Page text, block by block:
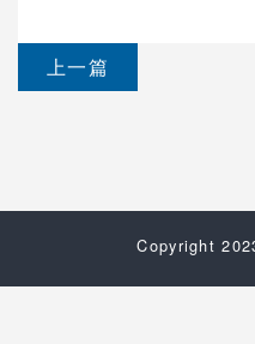
上一篇
Copyright